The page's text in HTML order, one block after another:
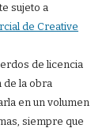
sujeto a
de Creative
de licencia
de la obra
en un volumen
siempre que